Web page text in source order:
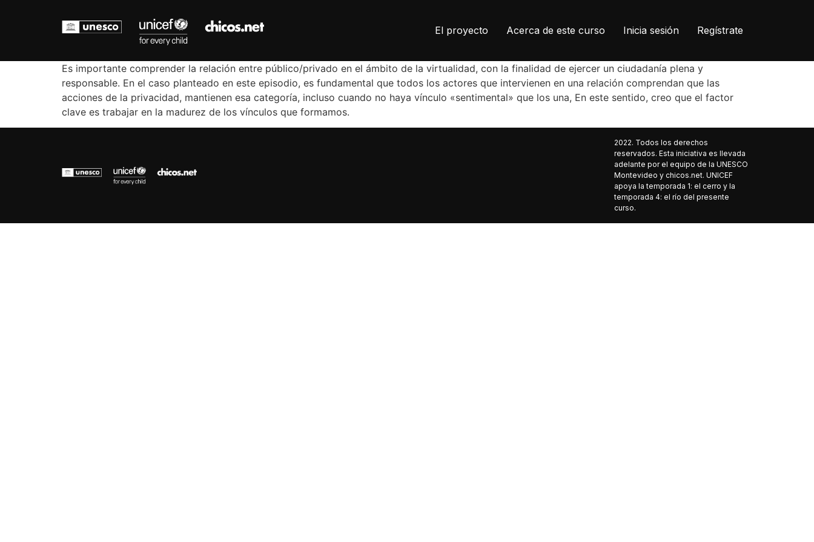
El proyecto Acerca de este curso Inicia sesión Regístrate
Es importante comprender la relación entre público/privado en el ámbito de la virtualidad, con la finalidad de ejercer un ciudadanía plena y
responsable. En el caso planteado en este episodio, es fundamental que todos los actores que intervienen en una relación comprendan que las
acciones de la privacidad, mantienen esa categoría, incluso cuando no haya vínculo «sentimental» que los una, En este sentido, creo que el factor
clave es trabajar en la madurez de los vínculos que formamos.
2022. Todos los derechos
reservados. Esta iniciativa es llevada
adelante por el equipo de la UNESCO
Montevideo y chicos.net. UNICEF
apoya la temporada 1: el cerro y la
temporada 4: el río del presente
curso.